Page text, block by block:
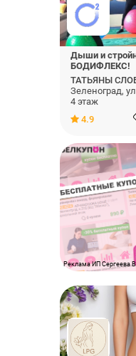
Дыши и
БОДИФЛЕКС!
ТАТЬЯНЫ
Зеленоград,
4 этаж
4.9
Реклама ИП Сергеева